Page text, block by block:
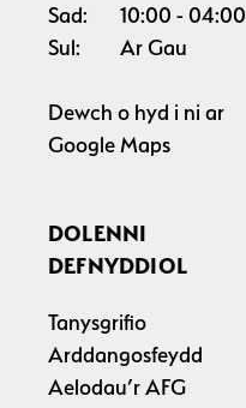
Sad:
10:00
04:00
Sul:
Ar Gau
Dewch o hyd i ni ar
Google Maps
DOLENNI
DEFNYDDIOL
Tanysgrifio
Arddangosfeydd
Aelodau’r AFG